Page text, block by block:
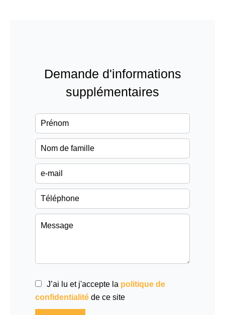
Demande d'informations
supplémentaires
J’ai lu et j'accepte la politique de
confidentialité de ce site